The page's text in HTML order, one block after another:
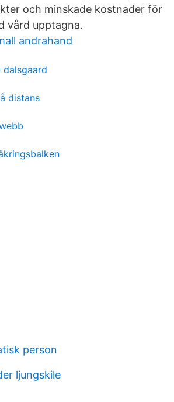
och minskade kostnader för
vård upptagna.
andrahand
dalsgaard
distans
person
ljungskile